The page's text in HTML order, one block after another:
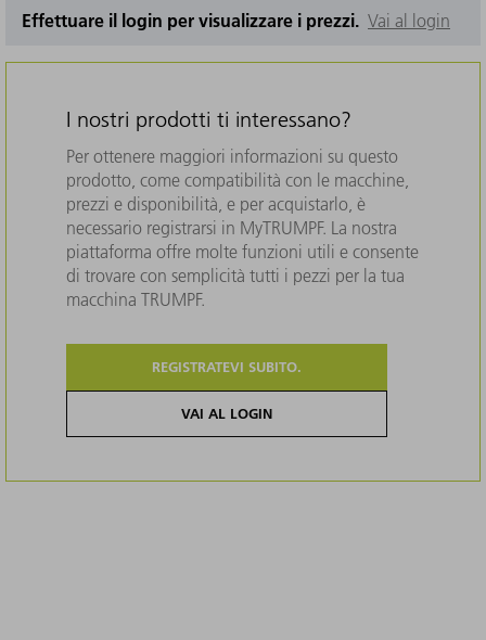
Effettuare il login per visualizzare i prezzi. Vai al login
I nostri prodotti ti interessano?
Per ottenere maggiori informazioni su questo
prodotto, come compatibilità con le macchine,
prezzi e disponibilità, e per acquistarlo, è
necessario registrarsi in MyTRUMPF. La nostra
piattaforma offre molte funzioni utili e consente
di trovare con semplicità tutti i pezzi per la tua
macchina TRUMPF.
REGISTRATEVI SUBITO.
VAI AL LOGIN